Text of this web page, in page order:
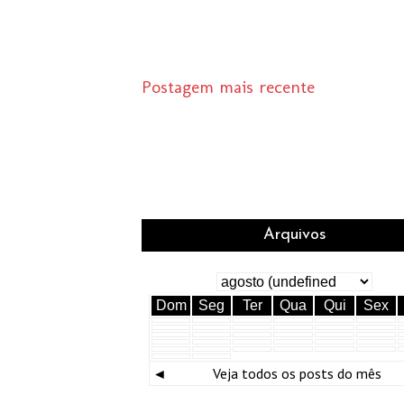
Postagem mais recente
Arquivos
Dom Seg Ter Qua Qui Sex
◄ Veja todos os posts do mês